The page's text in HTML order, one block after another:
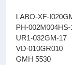
LABO-XF-
PH-002M004HS-
UR1-032GM-17
VD-010GR010
GMH 5530